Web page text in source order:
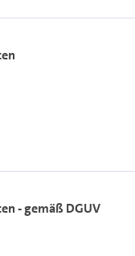
- gemäß DGUV